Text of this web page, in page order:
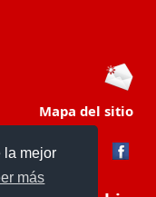
la mejor
más
Mapa del sitio